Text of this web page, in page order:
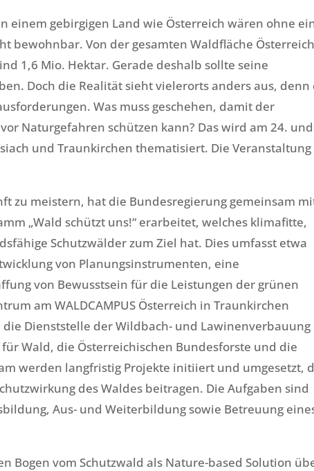
einem gebirgigen Land wie Österreich wären ohne
bewohnbar. Von der gesamten Waldfläche
1,6 Mio. Hektar. Gerade deshalb sollte seine
Doch die Realität sieht vielerorts anders aus, denn
Was muss geschehen, damit der
Naturgefahren schützen kann? Das wird am 24.
und Traunkirchen thematisiert. Die
zu meistern, hat die Bundesregierung gemeinsam
„Wald schützt uns!“ erarbeitet, welches klimafitte,
Schutzwälder zum Ziel hat. Dies umfasst etwa
von Planungsinstrumenten, eine
von Bewusstsein für die Leistungen der grünen
am WALDCAMPUS Österreich in Traunkirchen
Dienststelle der Wildbach- und Lawinenverbauung
Wald, die Österreichischen Bundesforste und die
werden langfristig Projekte initiiert und umgesetzt,
des Waldes beitragen. Die Aufgaben sind
Aus- und Weiterbildung sowie Betreuung
Bogen vom Schutzwald als Nature-based Solution